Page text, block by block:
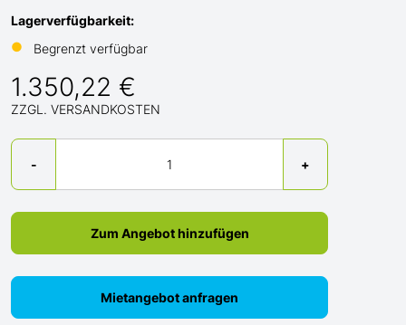
Lagerverfügbarkeit:
●
Begrenzt verfügbar
1.350,22 €
ZZGL. VERSANDKOSTEN
-
Menge
+
Zum Angebot hinzufügen
Mietangebot anfragen